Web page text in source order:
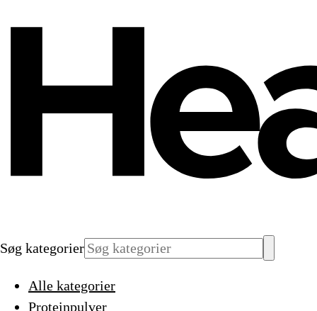
Søg kategorier
Alle kategorier
Proteinpulver